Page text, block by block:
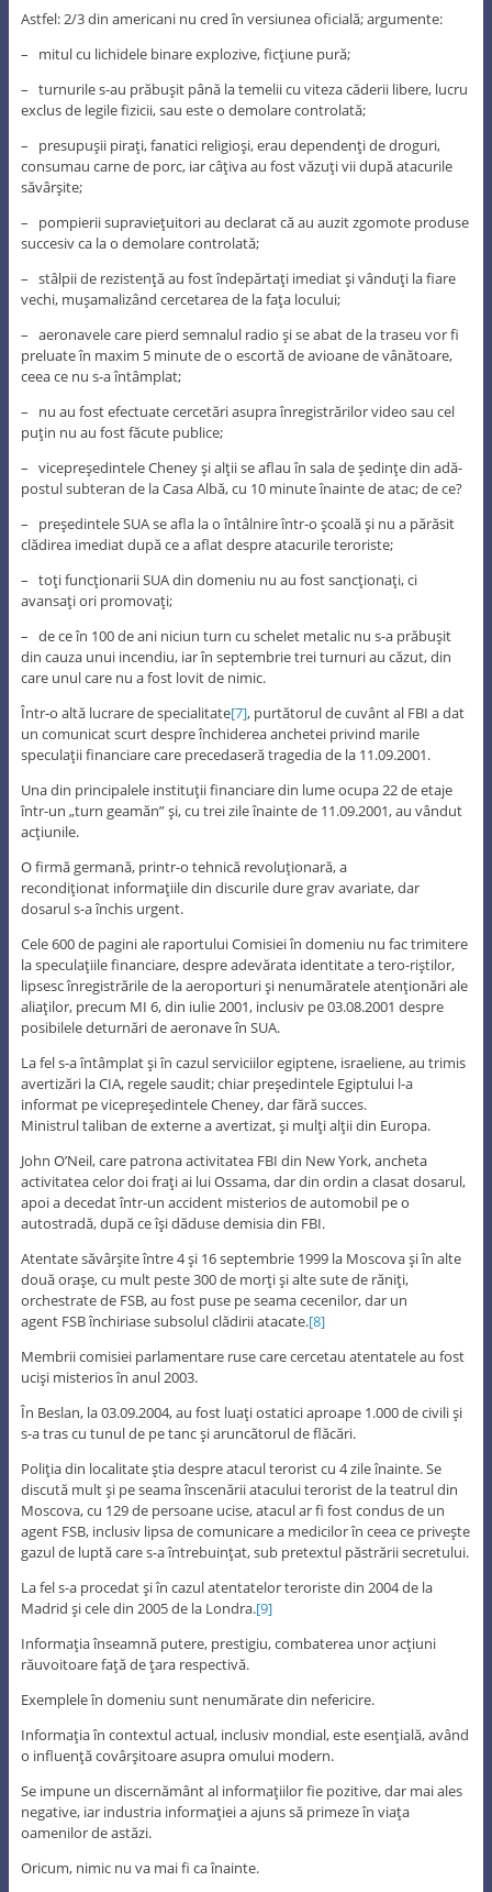
Astfel: 2/3 din americani nu cred în versiunea oficială; argumente:
– mitul cu lichidele binare explozive, ficţiune pură;
– turnurile s-au prăbuşit până la temelii cu viteza căderii libere, lucru
exclus de legile fizicii, sau este o demolare controlată;
– presupuşii piraţi, fanatici religioşi, erau dependenţi de droguri,
consumau carne de porc, iar câţiva au fost văzuţi vii după atacurile
săvârşite;
– pompierii supravieţuitori au declarat că au auzit zgomote produse
succesiv ca la o demolare controlată;
– stâlpii de rezistenţă au fost îndepărtaţi imediat şi vânduţi la fiare
vechi, muşamalizând cercetarea de la faţa locului;
– aeronavele care pierd semnalul radio şi se abat de la traseu vor fi
preluate în maxim 5 minute de o escortă de avioane de vânătoare,
ceea ce nu s-a întâmplat;
– nu au fost efectuate cercetări asupra înregistrărilor video sau cel
puţin nu au fost făcute publice;
– vicepreşedintele Cheney şi alţii se aflau în sala de şedinţe din adă-
postul subteran de la Casa Albă, cu 10 minute înainte de atac; de ce?
– preşedintele SUA se afla la o întâlnire într-o şcoală şi nu a părăsit
clădirea imediat după ce a aflat despre atacurile teroriste;
– toţi funcţionarii SUA din domeniu nu au fost sancţionaţi, ci
avansaţi ori promovaţi;
– de ce în 100 de ani niciun turn cu schelet metalic nu s-a prăbuşit
din cauza unui incendiu, iar în septembrie trei turnuri au căzut, din
care unul care nu a fost lovit de nimic.
Într-o altă lucrare de specialitate[7], purtătorul de cuvânt al FBI a dat
un comunicat scurt despre închiderea anchetei privind marile
speculaţii financiare care precedaseră tragedia de la 11.09.2001.
Una din principalele instituţii financiare din lume ocupa 22 de etaje
într-un „turn geamăn” şi, cu trei zile înainte de 11.09.2001, au vândut
acţiunile.
O firmă germană, printr-o tehnică revoluţionară, a
recondiţionat informaţiile din discurile dure grav avariate, dar
dosarul s-a închis urgent.
Cele 600 de pagini ale raportului Comisiei în domeniu nu fac trimitere
la speculaţiile financiare, despre adevărata identitate a tero-riştilor,
lipsesc înregistrările de la aeroporturi şi nenumăratele atenţionări ale
aliaţilor, precum MI 6, din iulie 2001, inclusiv pe 03.08.2001 despre
posibilele deturnări de aeronave în SUA.
La fel s-a întâmplat şi în cazul serviciilor egiptene, israeliene, au trimis
avertizări la CIA, regele saudit; chiar preşedintele Egiptului l-a
informat pe vicepreşedintele Cheney, dar fără succes.
Ministrul taliban de externe a avertizat, şi mulţi alţii din Europa.
John O’Neil, care patrona activitatea FBI din New York, ancheta
activitatea celor doi fraţi ai lui Ossama, dar din ordin a clasat dosarul,
apoi a decedat într-un accident misterios de automobil pe o
autostradă, după ce îşi dăduse demisia din FBI.
Atentate săvârşite între 4 şi 16 septembrie 1999 la Moscova şi în alte
două oraşe, cu mult peste 300 de morţi şi alte sute de răniţi,
orchestrate de FSB, au fost puse pe seama cecenilor, dar un
agent FSB închiriase subsolul clădirii atacate.[8]
Membrii comisiei parlamentare ruse care cercetau atentatele au fost
ucişi misterios în anul 2003.
În Beslan, la 03.09.2004, au fost luaţi ostatici aproape 1.000 de civili şi
s-a tras cu tunul de pe tanc şi aruncătorul de flăcări.
Poliţia din localitate ştia despre atacul terorist cu 4 zile înainte. Se
discută mult şi pe seama înscenării atacului terorist de la teatrul din
Moscova, cu 129 de persoane ucise, atacul ar fi fost condus de un
agent FSB, inclusiv lipsa de comunicare a medicilor în ceea ce priveşte
gazul de luptă care s-a întrebuinţat, sub pretextul păstrării secretului.
La fel s-a procedat şi în cazul atentatelor teroriste din 2004 de la
Madrid şi cele din 2005 de la Londra.[9]
Informaţia înseamnă putere, prestigiu, combaterea unor acţiuni
răuvoitoare faţă de ţara respectivă.
Exemplele în domeniu sunt nenumărate din nefericire.
Informaţia în contextul actual, inclusiv mondial, este esenţială, având
o influenţă covârşitoare asupra omului modern.
Se impune un discernământ al informaţiilor fie pozitive, dar mai ales
negative, iar industria informaţiei a ajuns să primeze în viaţa
oamenilor de astăzi.
Oricum, nimic nu va mai fi ca înainte.